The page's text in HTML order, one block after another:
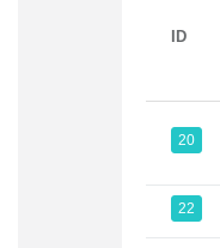
ID
20
22